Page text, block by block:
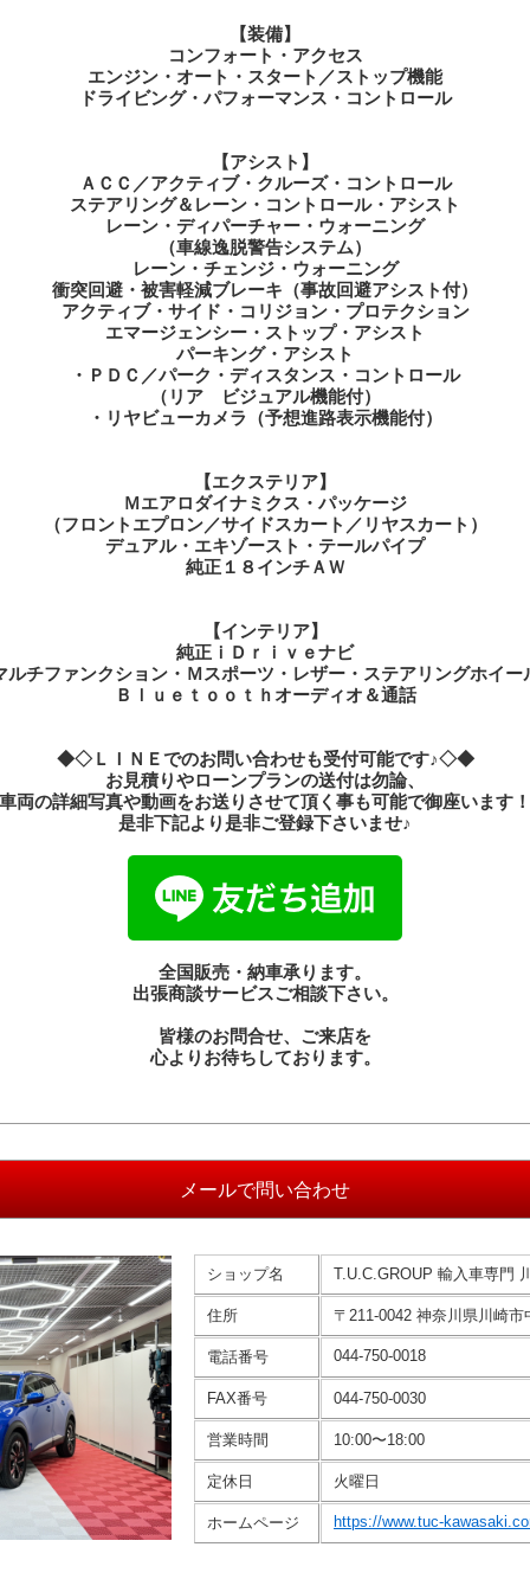
【アシスト】
ＡＣＣ／アクティブ・クルーズ・コントロール
（車線逸脱警告システム）
レーン・チェンジ・ウォーニング
衝突回避・被害軽減ブレーキ（事故回避アシスト付）
アクティブ・サイド・コリジョン・プロテクション
エマージェンシー・ストップ・アシスト
パーキング・アシスト
・ＰＤＣ／パーク・ディスタンス・コントロール
（リア ビジュアル機能付）
・リヤビューカメラ（予想進路表示機能付）
【エクステリア】
Ｍエアロダイナミクス・パッケージ
純正１８インチＡＷ
【インテリア】
純正ｉＤｒｉｖｅナビ
◆◇ＬＩＮＥでのお問い合わせも受付可能です♪◇◆
お見積りやローンプランの送付は勿論、
全国販売・納車承ります。
出張商談サービスご相談下さい。
心よりお待ちしております。
ショップ名 T.U.C.GROUP 輸入車専門
電話番号 044-750-0018
FAX番号 044-750-0030
営業時間 10:00〜18:00
定休日 火曜日
ホームページ https://www.tuc-
会社概要 個人情報保護方針｜ BMW中古車検索
Copyright © Wintel Corporation. All Rights Reserved.